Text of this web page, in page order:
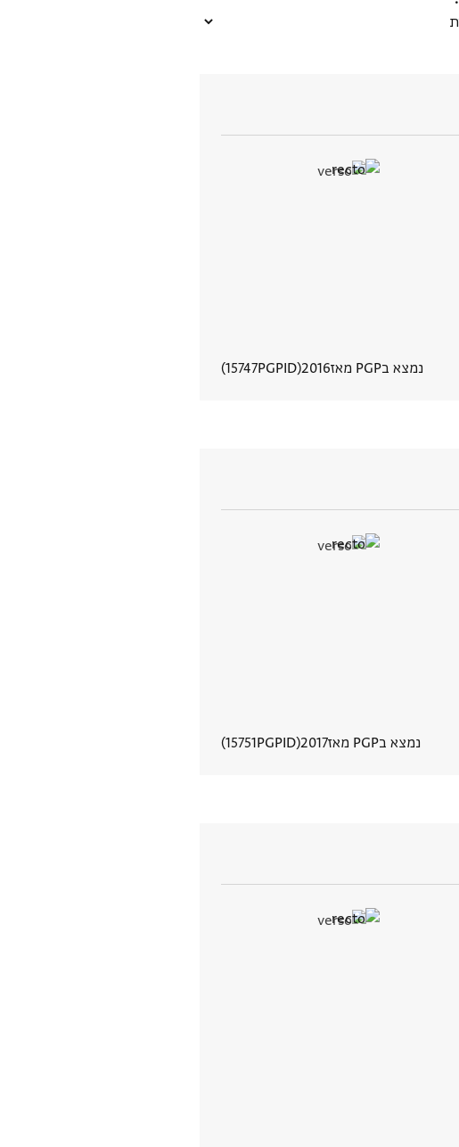
נמצא בPGP מאז 2016
PGPID
15747
נמצא בPGP מאז 2017
PGPID
15751